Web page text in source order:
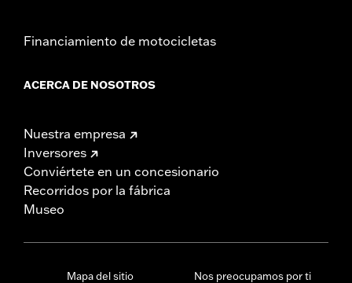
Financiamiento de motocicletas
ACERCA DE NOSOTROS
Nuestra empresa
Inversores
Conviértete en un concesionario
Recorridos por la fábrica
Museo
Mapa del sitio
Nos preocupamos por ti